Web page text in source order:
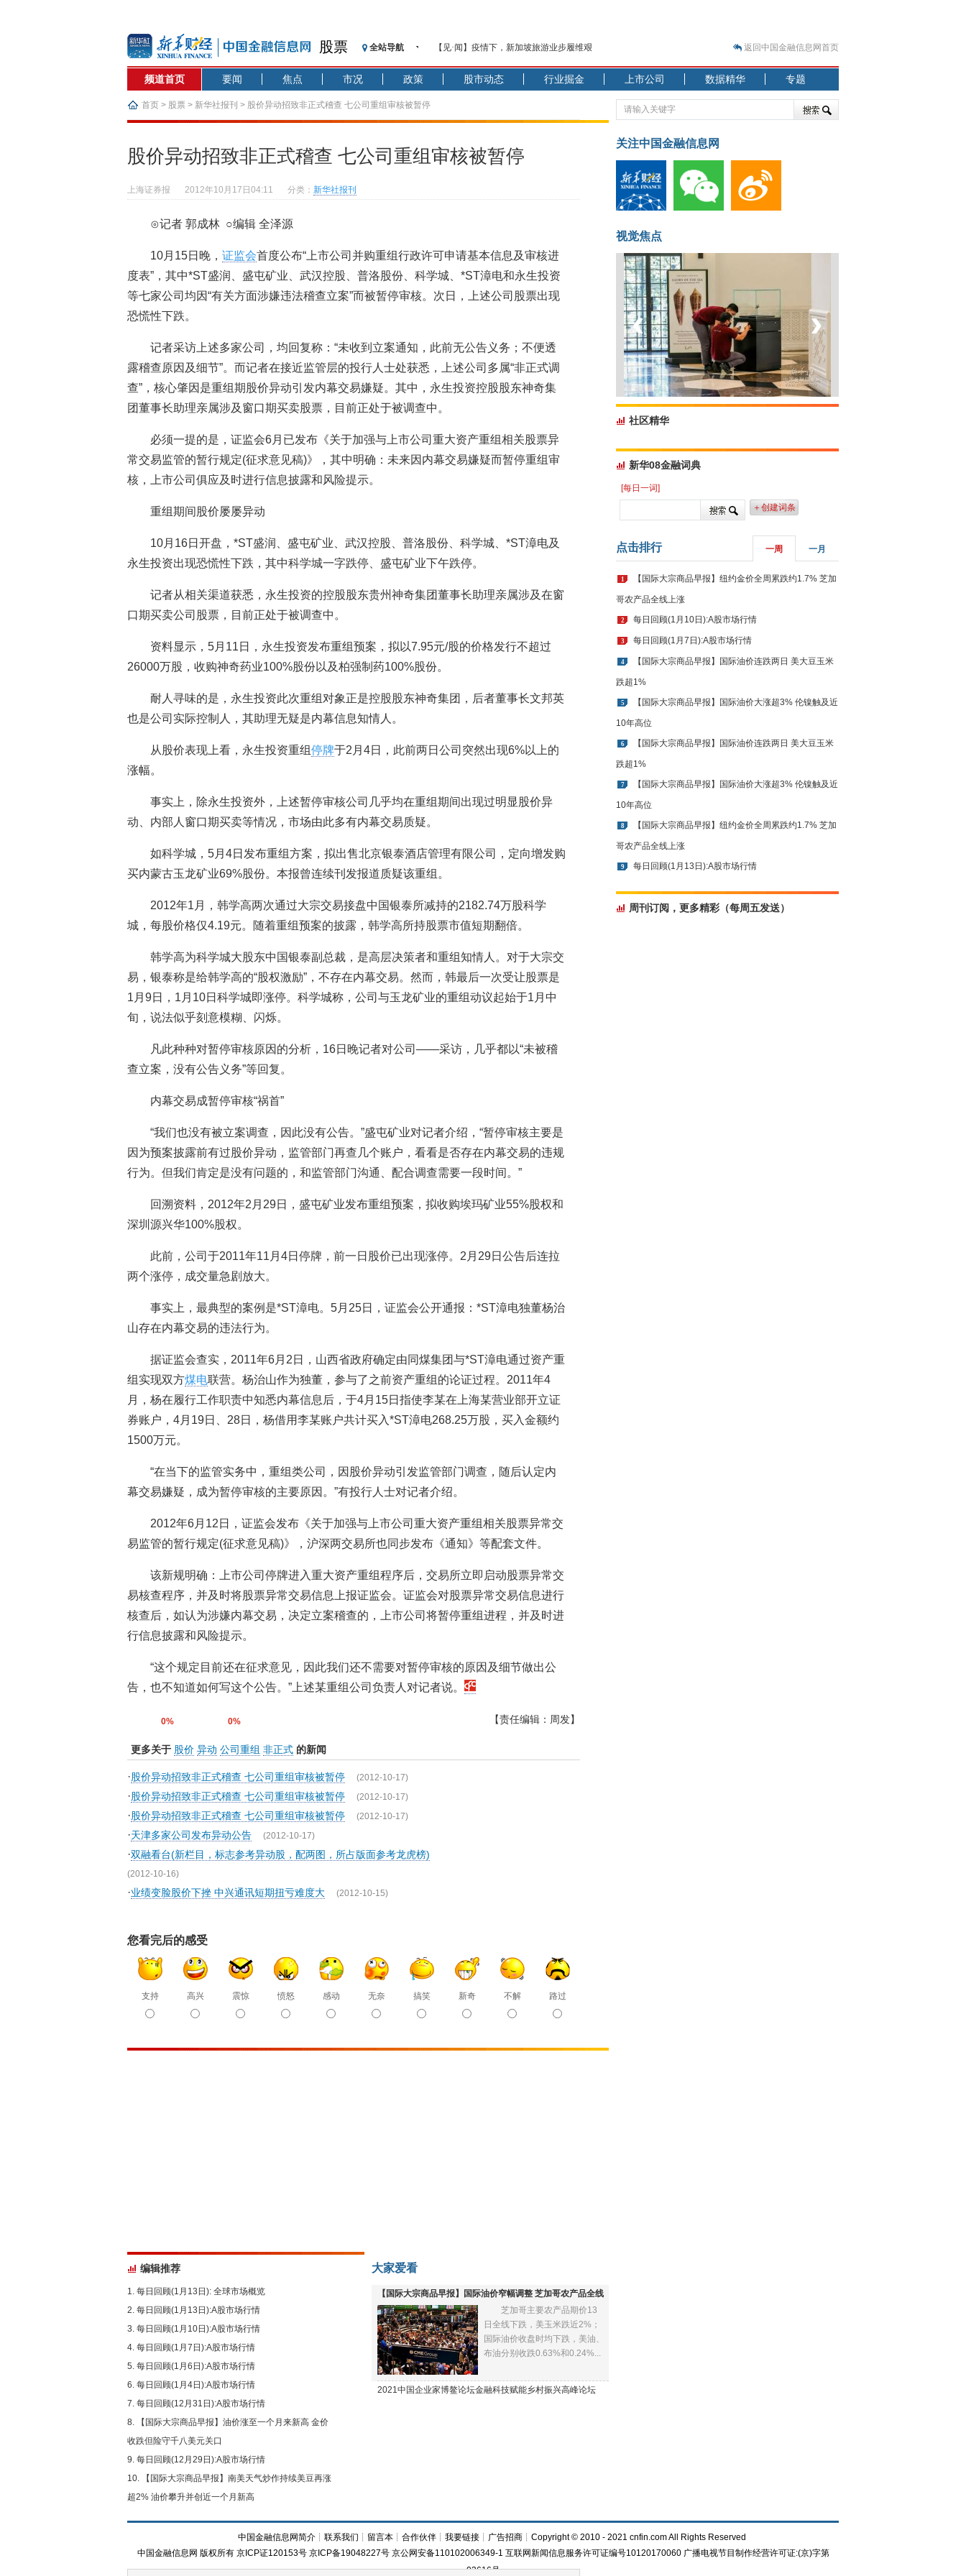
股票 全站导航
【见·闻】疫情下，新加坡旅游业步履维艰
记者手记：疫情下的香港零售业如何浴火重生？
【见·闻】疫情下一家香港传统零售商的转型突围之旅
济安金信：中国基金市场数据分析周报（2020. 07.27—2020.07.31）
【新华财经调查】同业存单、结构性存款玩起“跷跷板” 结构性失衡藏
央行公开市场净投放300亿元 短端资金利率明显下行
基本面及股市双轮冲击 债市回调十年期债表现最弱
沥青期货连续两日涨逾3% 沪银及两粕涨势喜人
济安金信：中国基金市场数据分析周报（2020. 08.17—2020.08.21）
返回中国金融信息网首页
频道首页 要闻 焦点 市况 政策 股市动态 行业掘金 上市公司 数据精华 专题
首页 > 股票 > 新华社报刊 > 股价异动招致非正式稽查 七公司重组审核被暂停
股价异动招致非正式稽查 七公司重组审核被暂停
上海证券报 2012年10月17日04:11 分类： 新华社报刊
⊙记者 郭成林 ○编辑 全泽源
10月15日晚， 证监会首度公布“上市公司并购重组行政许可申请基本信息及审核进
度表”，其中*ST盛润、盛屯矿业、武汉控股、普洛股份、科学城、*ST漳电和永生投资
等七家公司均因“有关方面涉嫌违法稽查立案”而被暂停审核。次日，上述公司股票出现
恐慌性下跌。
记者采访上述多家公司，均回复称：“未收到立案通知，此前无公告义务；不便透
露稽查原因及细节”。而记者在接近监管层的投行人士处获悉，上述公司多属“非正式调
查”，核心肇因是重组期股价异动引发内幕交易嫌疑。其中，永生投资控股股东神奇集
团董事长助理亲属涉及窗口期买卖股票，目前正处于被调查中。
必须一提的是，证监会6月已发布《关于加强与上市公司重大资产重组相关股票异
常交易监管的暂行规定(征求意见稿)》，其中明确：未来因内幕交易嫌疑而暂停重组审
核，上市公司俱应及时进行信息披露和风险提示。
重组期间股价屡屡异动
10月16日开盘，*ST盛润、盛屯矿业、武汉控股、普洛股份、科学城、*ST漳电及
永生投资出现恐慌性下跌，其中科学城一字跌停、盛屯矿业下午跌停。
记者从相关渠道获悉，永生投资的控股股东贵州神奇集团董事长助理亲属涉及在窗
口期买卖公司股票，目前正处于被调查中。
资料显示，5月11日，永生投资发布重组预案，拟以7.95元/股的价格发行不超过
26000万股，收购神奇药业100%股份以及柏强制药100%股份。
耐人寻味的是，永生投资此次重组对象正是控股股东神奇集团，后者董事长文邦英
也是公司实际控制人，其助理无疑是内幕信息知情人。
从股价表现上看，永生投资重组停牌于2月4日，此前两日公司突然出现6%以上的
涨幅。
事实上，除永生投资外，上述暂停审核公司几乎均在重组期间出现过明显股价异
动、内部人窗口期买卖等情况，市场由此多有内幕交易质疑。
如科学城，5月4日发布重组方案，拟出售北京银泰酒店管理有限公司，定向增发购
买内蒙古玉龙矿业69%股份。本报曾连续刊发报道质疑该重组。
2012年1月，韩学高两次通过大宗交易接盘中国银泰所减持的2182.74万股科学
城，每股价格仅4.19元。随着重组预案的披露，韩学高所持股票市值短期翻倍。
韩学高为科学城大股东中国银泰副总裁，是高层决策者和重组知情人。对于大宗交
易，银泰称是给韩学高的“股权激励”，不存在内幕交易。然而，韩最后一次受让股票是
1月9日，1月10日科学城即涨停。科学城称，公司与玉龙矿业的重组动议起始于1月中
旬，说法似乎刻意模糊、闪烁。
凡此种种对暂停审核原因的分析，16日晚记者对公司——采访，几乎都以“未被稽
查立案，没有公告义务”等回复。
内幕交易成暂停审核“祸首”
“我们也没有被立案调查，因此没有公告。”盛屯矿业对记者介绍，“暂停审核主要是
因为预案披露前有过股价异动，监管部门再查几个账户，看看是否存在内幕交易的违规
行为。但我们肯定是没有问题的，和监管部门沟通、配合调查需要一段时间。”
回溯资料，2012年2月29日，盛屯矿业发布重组预案，拟收购埃玛矿业55%股权和
深圳源兴华100%股权。
此前，公司于2011年11月4日停牌，前一日股价已出现涨停。2月29日公告后连拉
两个涨停，成交量急剧放大。
事实上，最典型的案例是*ST漳电。5月25日，证监会公开通报：*ST漳电独董杨治
山存在内幕交易的违法行为。
据证监会查实，2011年6月2日，山西省政府确定由同煤集团与*ST漳电通过资产重
组实现双方煤电联营。杨治山作为独董，参与了之前资产重组的论证过程。2011年4
月，杨在履行工作职责中知悉内幕信息后，于4月15日指使李某在上海某营业部开立证
券账户，4月19日、28日，杨借用李某账户共计买入*ST漳电268.25万股，买入金额约
1500万元。
“在当下的监管实务中，重组类公司，因股价异动引发监管部门调查，随后认定内
幕交易嫌疑，成为暂停审核的主要原因。”有投行人士对记者介绍。
2012年6月12日，证监会发布《关于加强与上市公司重大资产重组相关股票异常交
易监管的暂行规定(征求意见稿)》，沪深两交易所也同步发布《通知》等配套文件。
该新规明确：上市公司停牌进入重大资产重组程序后，交易所立即启动股票异常交
易核查程序，并及时将股票异常交易信息上报证监会。证监会对股票异常交易信息进行
核查后，如认为涉嫌内幕交易，决定立案稽查的，上市公司将暂停重组进程，并及时进
行信息披露和风险提示。
“这个规定目前还在征求意见，因此我们还不需要对暂停审核的原因及细节做出公
告，也不知道如何写这个公告。”上述某重组公司负责人对记者说。
0% 0% 【责任编辑：周发】
更多关于 股价 异动 公司重组 非正式 的新闻
·股价异动招致非正式稽查 七公司重组审核被暂停 (2012-10-17)
·股价异动招致非正式稽查 七公司重组审核被暂停 (2012-10-17)
·股价异动招致非正式稽查 七公司重组审核被暂停 (2012-10-17)
·天津多家公司发布异动公告 (2012-10-17)
·双融看台(新栏目，标志参考异动股，配两图，所占版面参考龙虎榜)
(2012-10-16)
·业绩变脸股价下挫 中兴通讯短期扭亏难度大 (2012-10-15)
您看完后的感受
支持 高兴 震惊 愤怒 感动 无奈 搞笑 新奇 不解 路过
编辑推荐
每日回顾(1月13日): 全球市场概览
每日回顾(1月13日):A股市场行情
每日回顾(1月10日):A股市场行情
每日回顾(1月7日):A股市场行情
每日回顾(1月6日):A股市场行情
每日回顾(1月4日):A股市场行情
每日回顾(12月31日):A股市场行情
【国际大宗商品早报】油价涨至一个月来新高 金价
收跌但险守千八美元关口
每日回顾(12月29日):A股市场行情
【国际大宗商品早报】南美天气炒作持续美豆再涨
超2% 油价攀升并创近一个月新高
大家爱看
【国际大宗商品早报】国际油价窄幅调整 芝加哥农产品全线
下跌
芝加哥主要农产品期价13
日全线下跌，美玉米跌近2%；
国际油价收盘时均下跌，美油、
布油分别收跌0.63%和0.24%...
2021中国企业家博鳌论坛金融科技赋能乡村振兴高峰论坛
关注中国金融信息网
视觉焦点
坐上火车看老挝
‹ ›
社区精华
新华08金融词典
[每日一词]
＋创建词条
点击排行 一周 一月
1 【国际大宗商品早报】纽约金价全周累跌约1.7% 芝加
哥农产品全线上涨
2 每日回顾(1月10日):A股市场行情
3 每日回顾(1月7日):A股市场行情
4 【国际大宗商品早报】国际油价连跌两日 美大豆玉米
跌超1%
5 【国际大宗商品早报】国际油价大涨超3% 伦镍触及近
10年高位
6 【国际大宗商品早报】国际油价连跌两日 美大豆玉米
跌超1%
7 【国际大宗商品早报】国际油价大涨超3% 伦镍触及近
10年高位
8 【国际大宗商品早报】纽约金价全周累跌约1.7% 芝加
哥农产品全线上涨
9 每日回顾(1月13日):A股市场行情
周刊订阅，更多精彩（每周五发送）
中国金融信息网简介┊ 联系我们 ┊ 留言本┊ 合作伙伴┊ 我要链接┊ 广告招商┊Copyright © 2010 - 2021 cnfin.com All Rights Reserved
中国金融信息网 版权所有 京ICP证120153号京ICP备19048227号 京公网安备110102006349-1 互联网新闻信息服务许可证编号10120170060 广播电视节目制作经营许可证:(京)字第
03616号